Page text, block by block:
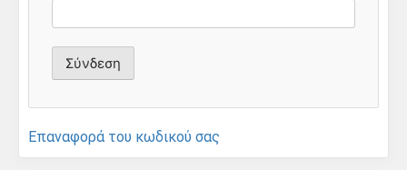
Επαναφορά του κωδικού σας